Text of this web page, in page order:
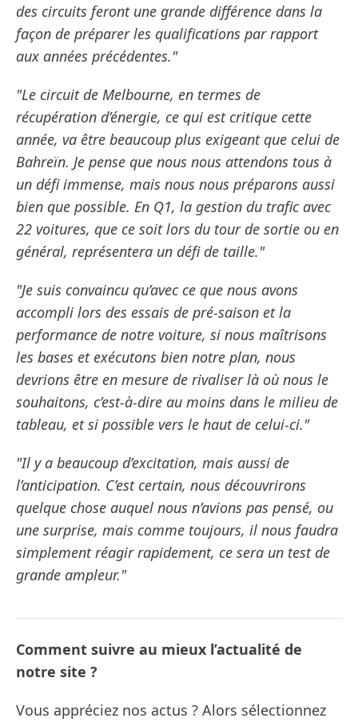
des circuits feront une grande différence dans la
façon de préparer les qualifications par rapport
aux années précédentes."
"Le circuit de Melbourne, en termes de
récupération d’énergie, ce qui est critique cette
année, va être beaucoup plus exigeant que celui de
Bahreïn. Je pense que nous nous attendons tous à
un défi immense, mais nous nous préparons aussi
bien que possible. En Q1, la gestion du trafic avec
22 voitures, que ce soit lors du tour de sortie ou en
général, représentera un défi de taille."
"Je suis convaincu qu’avec ce que nous avons
accompli lors des essais de pré-saison et la
performance de notre voiture, si nous maîtrisons
les bases et exécutons bien notre plan, nous
devrions être en mesure de rivaliser là où nous le
souhaitons, c’est-à-dire au moins dans le milieu de
tableau, et si possible vers le haut de celui-ci."
"Il y a beaucoup d’excitation, mais aussi de
l’anticipation. C’est certain, nous découvrirons
quelque chose auquel nous n’avions pas pensé, ou
une surprise, mais comme toujours, il nous faudra
simplement réagir rapidement, ce sera un test de
grande ampleur."
Comment suivre au mieux l’actualité de
notre site ?
Vous appréciez nos actus ? Alors sélectionnez